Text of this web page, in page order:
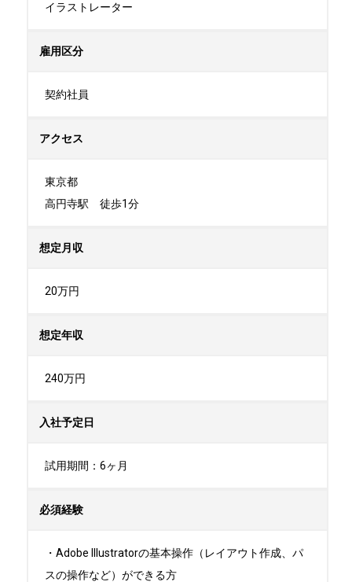
イラストレーター
雇用区分
契約社員
アクセス
東京都
高円寺駅　徒歩1分
想定月収
20万円
想定年収
240万円
入社予定日
試用期間：6ヶ月
必須経験
・Adobe Illustratorの基本操作（レイアウト作成、パ
スの操作など）ができる方